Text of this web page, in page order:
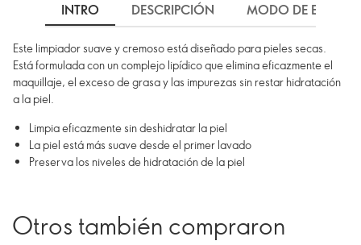
INTRO DESCRIPCIÓN MODO DE EMPLEO
Este limpiador suave y cremoso está diseñado para pieles secas.
Está formulada con un complejo lipídico que elimina eficazmente el
maquillaje, el exceso de grasa y las impurezas sin restar hidratación
a la piel.
Limpia eficazmente sin deshidratar la piel
La piel está más suave desde el primer lavado
Preserva los niveles de hidratación de la piel
Otros también compraron